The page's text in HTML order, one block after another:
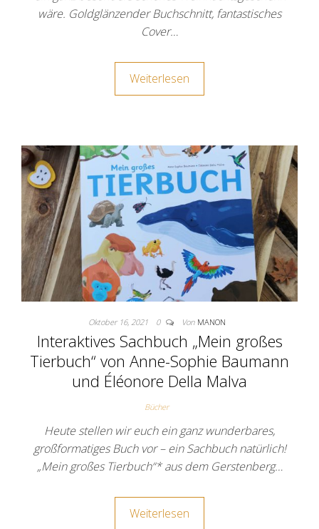
wäre. Goldglänzender Buchschnitt, fantastisches
Cover…
Weiterlesen
Oktober 16, 2021 0 Von MANON
Interaktives Sachbuch „Mein großes
Tierbuch“ von Anne-Sophie Baumann
und Éléonore Della Malva
Bücher
Heute stellen wir euch ein ganz wunderbares,
großformatiges Buch vor – ein Sachbuch natürlich!
„Mein großes Tierbuch“* aus dem Gerstenberg…
Weiterlesen